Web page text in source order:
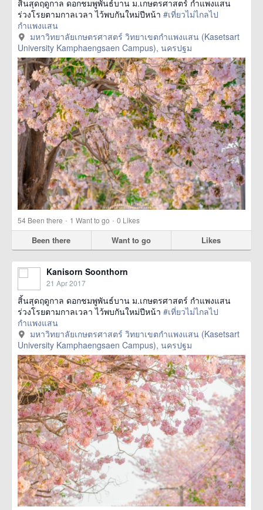
สิ้นสุดฤดูกาล ดอกชมพูพันธ์บาน ม.เกษตรศาสตร์ กำแพงแสน
ร่วงโรยตามกาลเวลา ไว้พบกันใหม่ปีหน้า #เที่ยวไม่ไกลไป
กำแพงแสน
มหาวิทยาลัยเกษตรศาสตร์ วิทยาเขตกำแพงแสน (Kasetsart
University Kamphaengsaen Campus), นครปฐม
54 Been there · 1 Want to go · 0 Likes
Been there Want to go Likes
Kanisorn Soonthorn
21 Apr 2017
สิ้นสุดฤดูกาล ดอกชมพูพันธ์บาน ม.เกษตรศาสตร์ กำแพงแสน
ร่วงโรยตามกาลเวลา ไว้พบกันใหม่ปีหน้า #เที่ยวไม่ไกลไป
กำแพงแสน
มหาวิทยาลัยเกษตรศาสตร์ วิทยาเขตกำแพงแสน (Kasetsart
University Kamphaengsaen Campus), นครปฐม